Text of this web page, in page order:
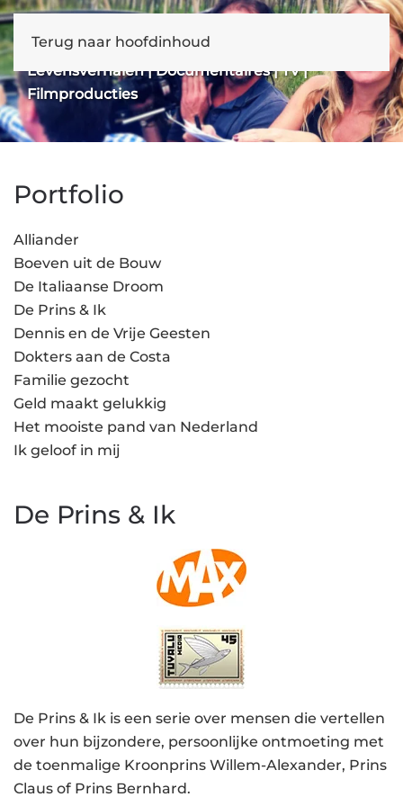
Terug naar hoofdinhoud
Manon Hoornstra
Levensverhalen | Documentaires | TV |
Filmproducties
Portfolio
Alliander
Boeven uit de Bouw
De Italiaanse Droom
De Prins & Ik
Dennis en de Vrije Geesten
Dokters aan de Costa
Familie gezocht
Geld maakt gelukkig
Het mooiste pand van Nederland
Ik geloof in mij
De Prins & Ik
De Prins & Ik is een serie over mensen die vertellen
over hun bijzondere, persoonlijke ontmoeting met
de toenmalige Kroonprins Willem-Alexander, Prins
Claus of Prins Bernhard.